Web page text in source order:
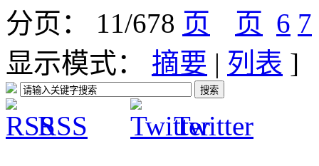
分页： 11/678 6 7
显示模式： 摘要 | 列表 ]
RSS Twitter